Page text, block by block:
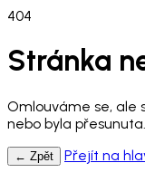
404
Stránka
Omlouváme se, ale
nebo byla přesunuta.
← Zpět Přejít na